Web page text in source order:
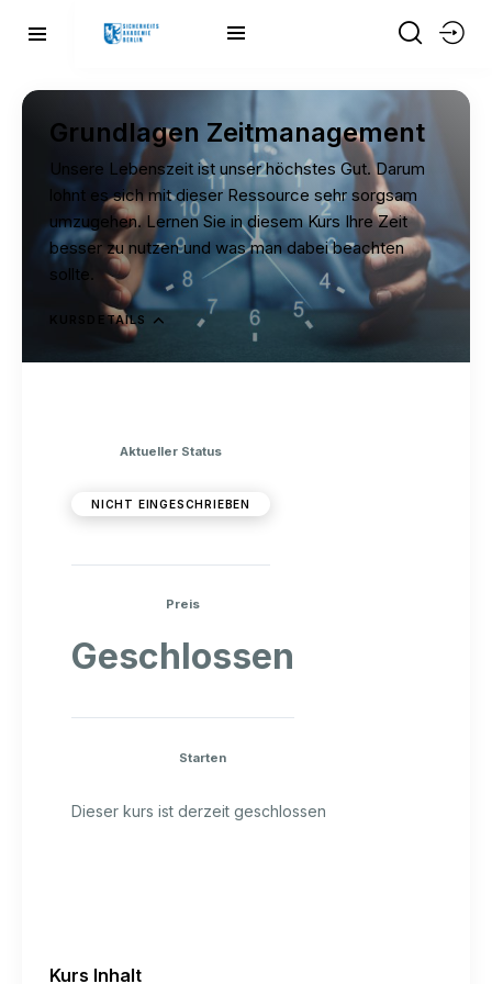
Grundlagen Zeitmanagement
Unsere Lebenszeit ist unser höchstes Gut. Darum
lohnt es sich mit dieser Ressource sehr sorgsam
umzugehen. Lernen Sie in diesem Kurs Ihre Zeit
besser zu nutzen und was man dabei beachten
sollte.
KURSDETAILS
Aktueller Status
NICHT EINGESCHRIEBEN
Preis
Geschlossen
Starten
Dieser kurs ist derzeit geschlossen
Kurs Inhalt